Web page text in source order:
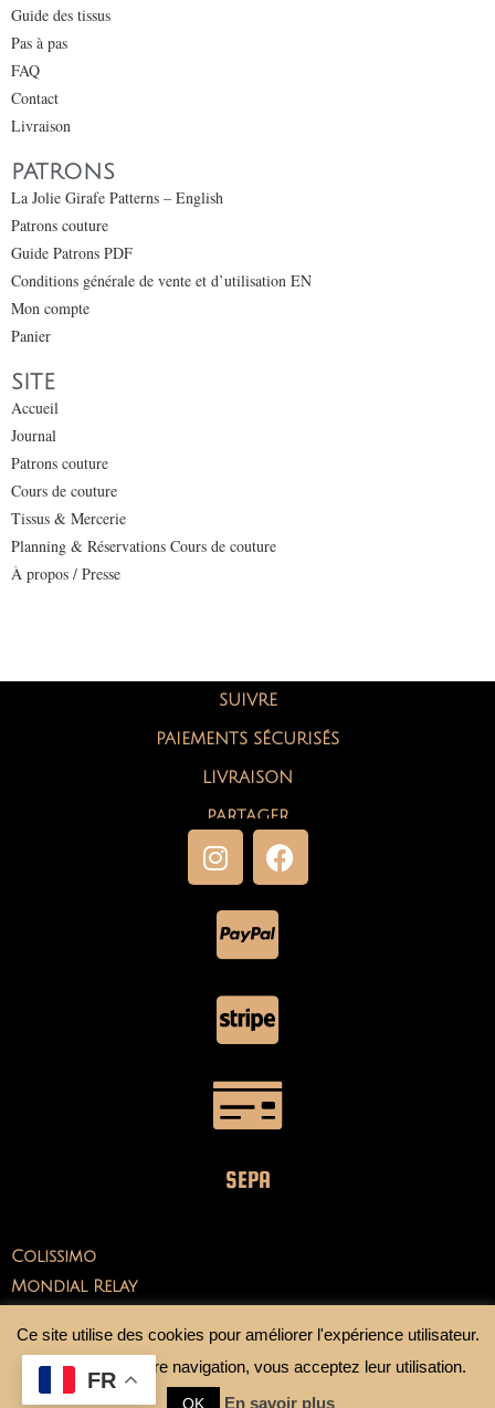
Guide des tissus
Pas à pas
FAQ
Contact
Livraison
PATRONS
La Jolie Girafe Patterns – English
Patrons couture
Guide Patrons PDF
Conditions générale de vente et d’utilisation EN
Mon compte
Panier
SITE
Accueil
Journal
Patrons couture
Cours de couture
Tissus & Mercerie
Planning & Réservations Cours de couture
À propos / Presse
SUIVRE
PAIEMENTS SÉCURISÉS
LIVRAISON
PARTAGER
SEPA
Colissimo
Mondial Relay
Ce site utilise des cookies pour améliorer l'expérience utilisateur.
En continuant votre navigation, vous acceptez leur utilisation.
OK En savoir plus
FR